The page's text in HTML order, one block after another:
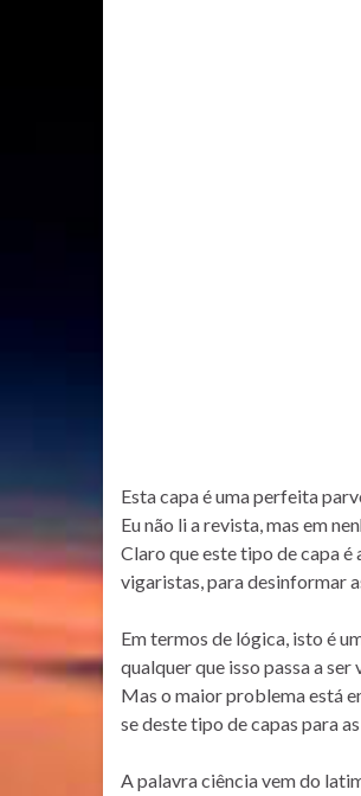
Esta capa é uma perfeita
Eu não li a revista, mas em
Claro que este tipo de capa
vigaristas, para desinformar
Em termos de lógica, isto é
qualquer que isso passa a ser
Mas o maior problema está
se deste tipo de capas para
A palavra ciência vem do